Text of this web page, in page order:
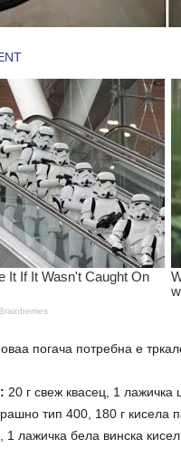
погача потребна е
20 г свеж квасец, 1
тип 400, 180 г кисела
лажичка бела винска